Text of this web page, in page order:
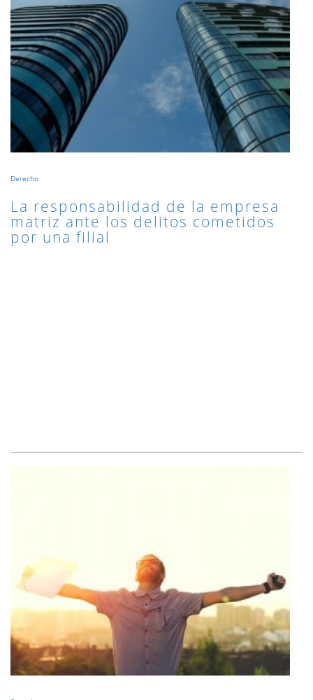
Derecho
La responsabilidad de la empresa
matriz ante los delitos cometidos
por una filial